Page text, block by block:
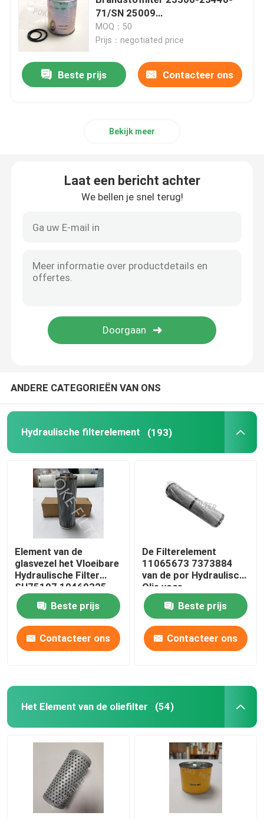
Het element van de luchtfilter
De Patroon van de vacuümpompfilter
Diesel Filterpatroon
Filter hars In entrepot
het element van de waterfilter
Het Element van de kaarsfilter
71/SN 25009
Brandstoffilterassemblage
MOQ：50
Prijs：negotiated price
Beste prijs Contacteer ons
Bekijk meer
Laat een bericht achter
We bellen je snel terug!
ANDERE CATEGORIEËN VAN ONS
Hydraulische filterelement (193)
Element van de
glasvezel het Vloeibare
Hydraulische Filter
SH75197 10469325
SH75012 PT9330MPG
Beste prijs
Contacteer ons
De Filterelement
11065673 7373884
van de por Hydraulisch
Olie voor
Graafwerktuig Engine
Beste prijs
Contacteer ons
Het Element van de oliefilter (54)